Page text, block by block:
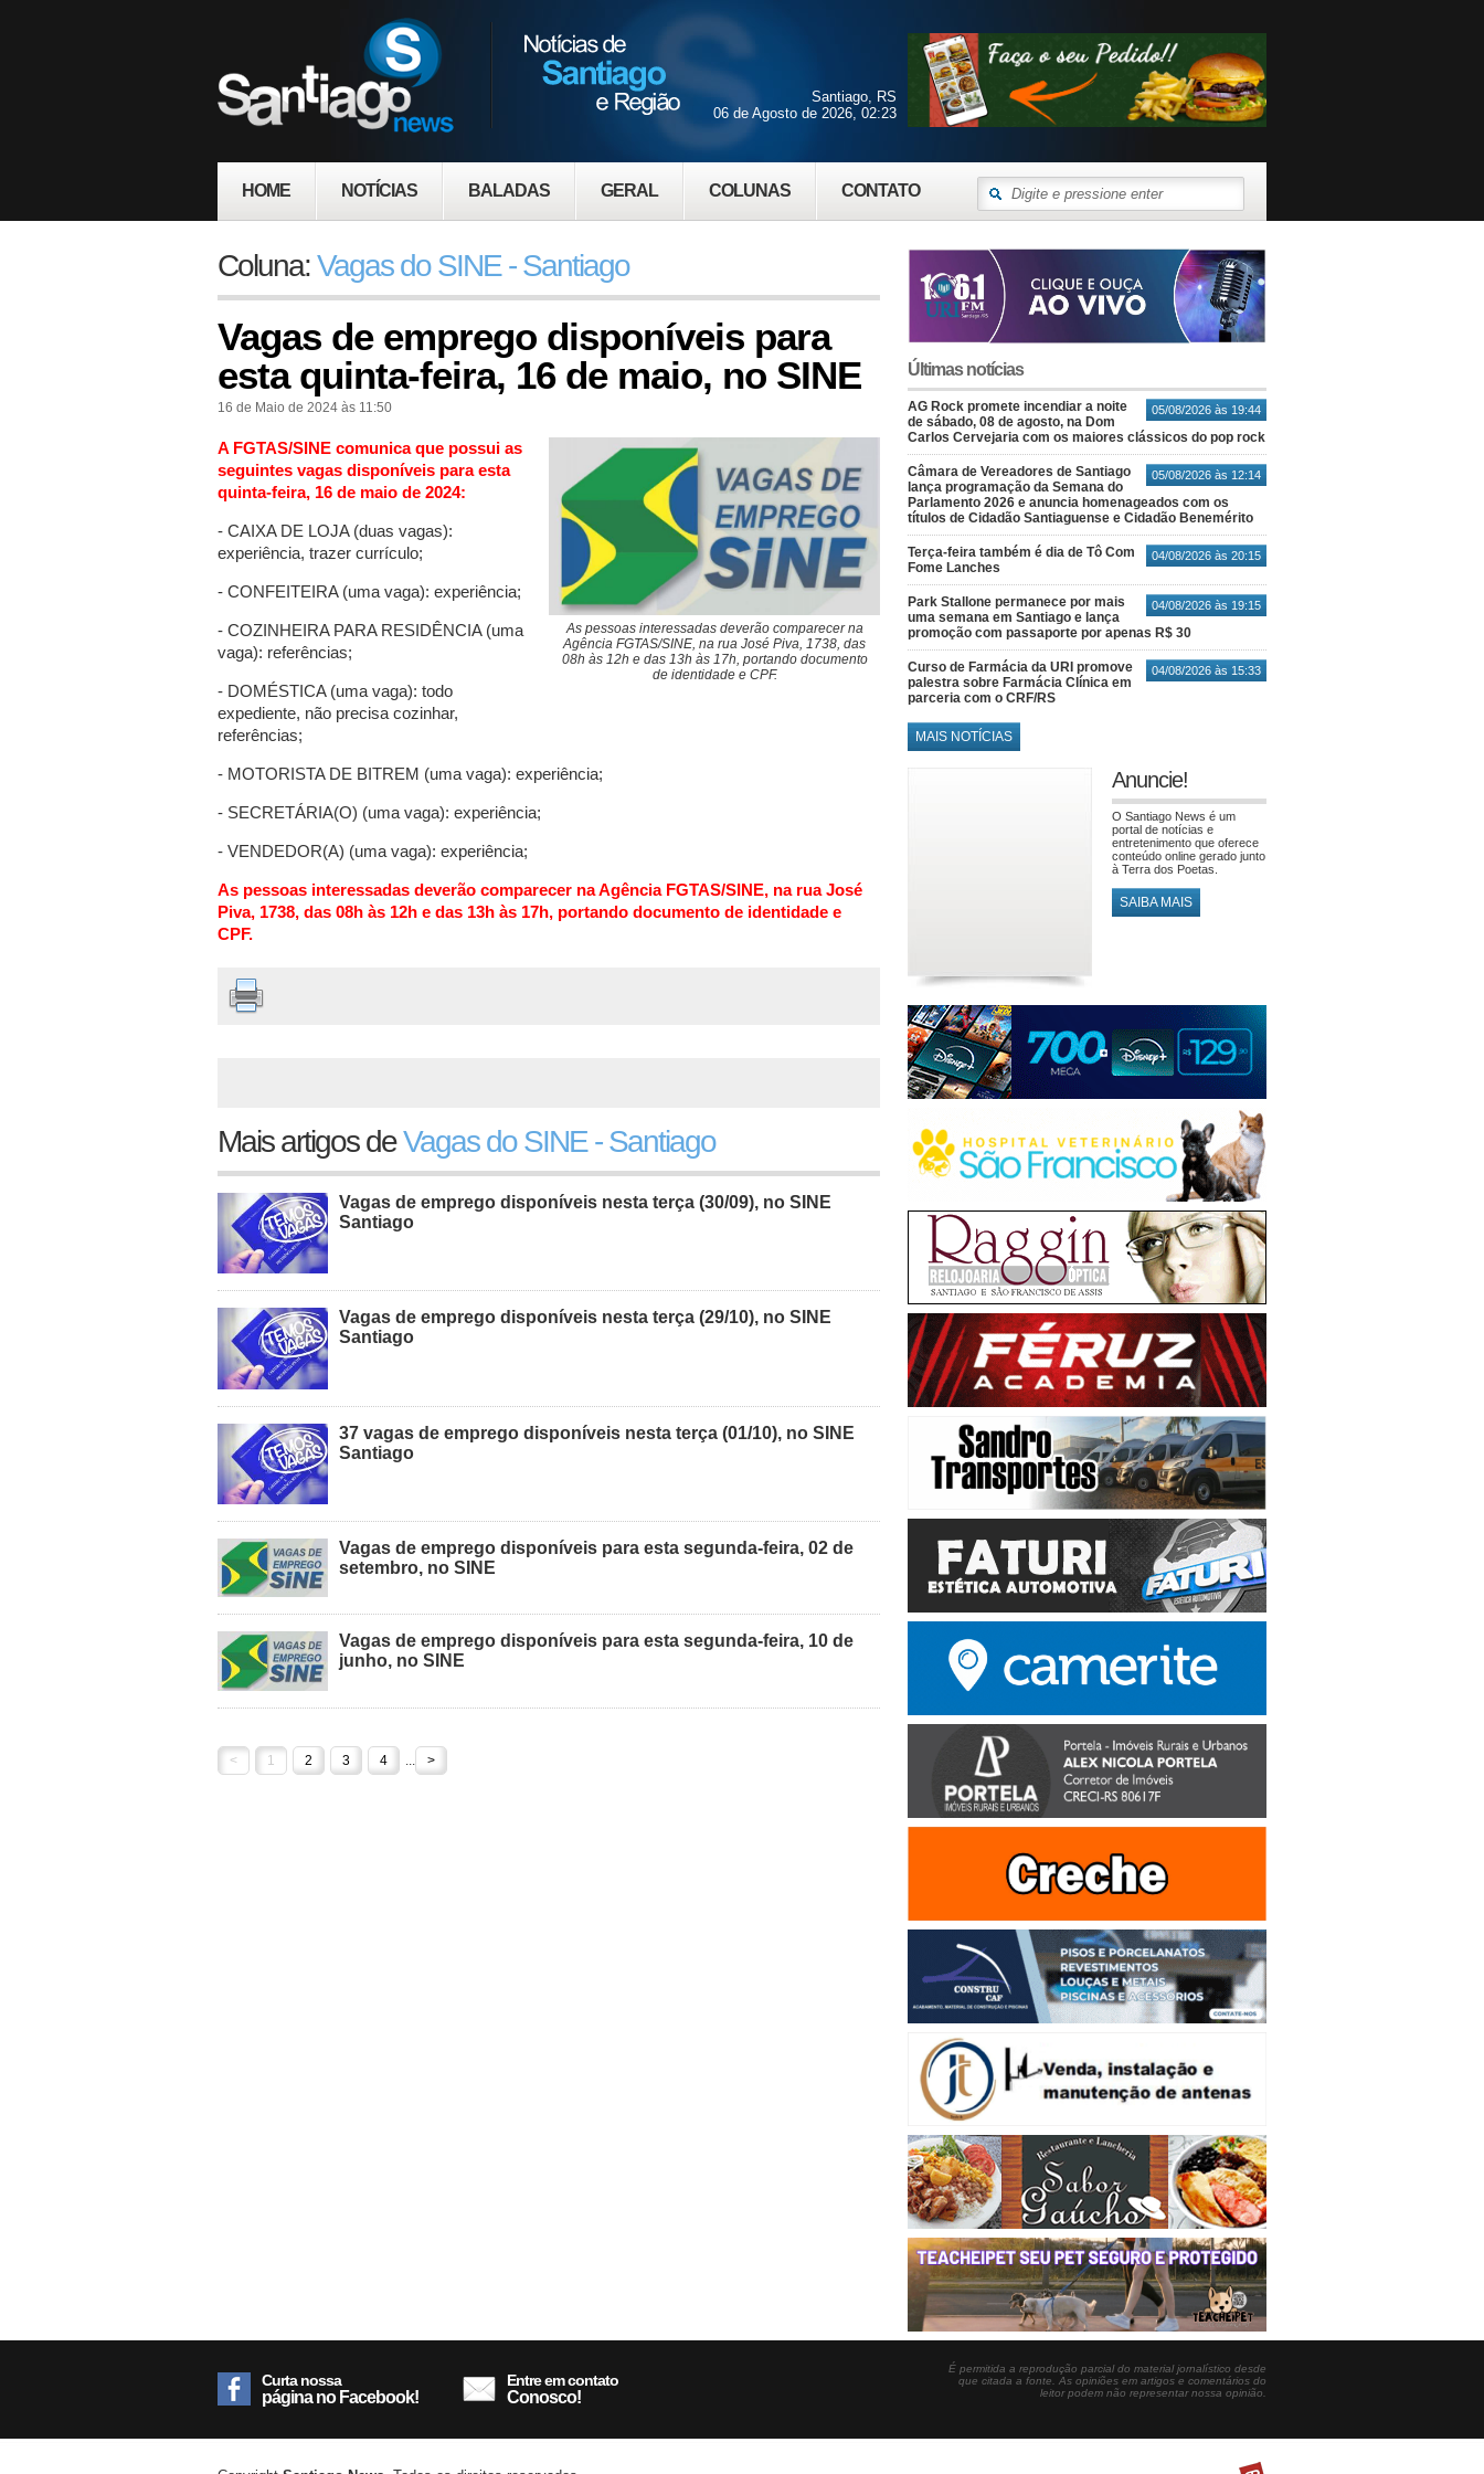
HOME NOTÍCIAS BALADAS GERAL COLUNAS CONTATO
Santiago, RS
06 de Agosto de 2026, 02:23
Coluna:Vagas do SINE - Santiago
Vagas de emprego disponíveis para
esta quinta-feira, 16 de maio, no SINE
16 de Maio de 2024 às 11:50
As pessoas interessadas deverão comparecer na
Agência FGTAS/SINE, na rua José Piva, 1738, das
08h às 12h e das 13h às 17h, portando documento
de identidade e CPF.
A FGTAS/SINE comunica que possui as
seguintes vagas disponíveis para esta
quinta-feira, 16 de maio de 2024:
- CAIXA DE LOJA (duas vagas):
experiência, trazer currículo;
- CONFEITEIRA (uma vaga): experiência;
- COZINHEIRA PARA RESIDÊNCIA (uma
vaga): referências;
- DOMÉSTICA (uma vaga): todo
expediente, não precisa cozinhar,
referências;
- MOTORISTA DE BITREM (uma vaga): experiência;
- SECRETÁRIA(O) (uma vaga): experiência;
- VENDEDOR(A) (uma vaga): experiência;
As pessoas interessadas deverão comparecer na Agência FGTAS/SINE, na rua José
Piva, 1738, das 08h às 12h e das 13h às 17h, portando documento de identidade e
CPF.
Mais artigos deVagas do SINE - Santiago
Vagas de emprego disponíveis nesta terça (30/09), no SINE
Santiago
Vagas de emprego disponíveis nesta terça (29/10), no SINE
Santiago
37 vagas de emprego disponíveis nesta terça (01/10), no SINE
Santiago
Vagas de emprego disponíveis para esta segunda-feira, 02 de
setembro, no SINE
Vagas de emprego disponíveis para esta segunda-feira, 10 de
junho, no SINE
< 1 2 3 4 ... >
Últimas notícias
05/08/2026 às 19:44
AG Rock promete incendiar a noite
de sábado, 08 de agosto, na Dom
Carlos Cervejaria com os maiores clássicos do pop rock
05/08/2026 às 12:14
Câmara de Vereadores de Santiago
lança programação da Semana do
Parlamento 2026 e anuncia homenageados com os
títulos de Cidadão Santiaguense e Cidadão Benemérito
04/08/2026 às 20:15
Terça-feira também é dia de Tô Com
Fome Lanches
04/08/2026 às 19:15
Park Stallone permanece por mais
uma semana em Santiago e lança
promoção com passaporte por apenas R$ 30
04/08/2026 às 15:33
Curso de Farmácia da URI promove
palestra sobre Farmácia Clínica em
parceria com o CRF/RS
MAIS NOTÍCIAS
Anuncie!
O Santiago News é um
portal de notícias e
entretenimento que oferece
conteúdo online gerado junto
à Terra dos Poetas.
SAIBA MAIS
Curta nossa
página no Facebook!
Entre em contato
Conosco!
É permitida a reprodução parcial do material jornalístico desde
que citada a fonte. As opiniões em artigos e comentários do
leitor podem não representar nossa opinião.